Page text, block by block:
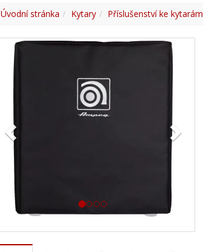
Úvodní stránka Kytary Příslušenství ke kytarám
Previous